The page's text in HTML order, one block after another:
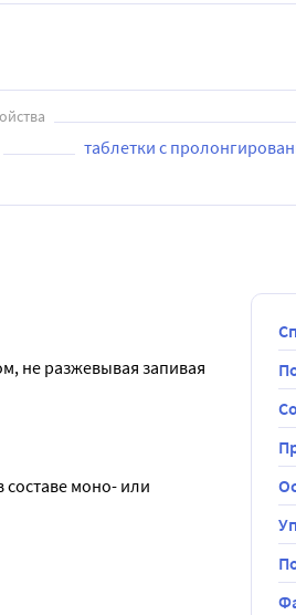
таблетки с
не разжевывая запивая
35 мг, у таблеток препарата
моно- или